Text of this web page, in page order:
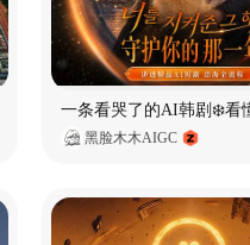
黑脸木木AIGC